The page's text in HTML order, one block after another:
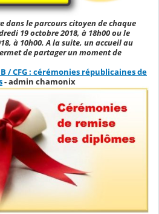
dans le parcours citoyen de chaque
19 octobre 2018, à 18h00 ou le
à 10h00. A la suite, un accueil au
de partager un moment de
/ CFG : cérémonies républicaines de
- admin chamonix